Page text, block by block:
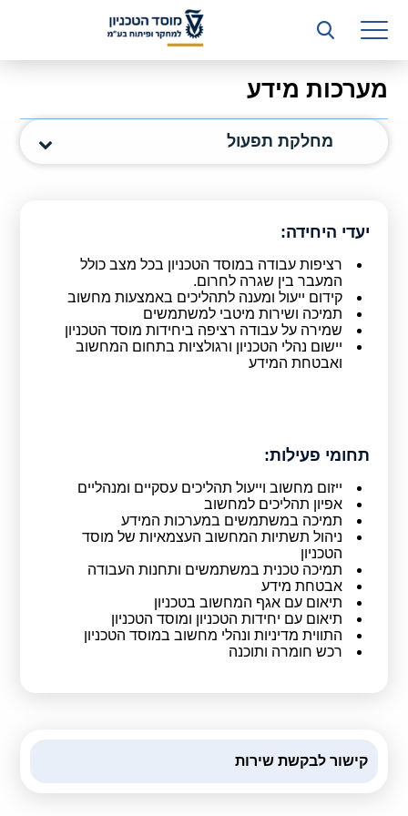
רשות המחקר
היחידה העסקית (T3)
קשרי תעשייה
ביה”ס ללימודי המשך
משאבי אנוש
כספים וכלכלה
המחלקה המשפטית
מחלקת תפעול
אודות ושירותים
English
מערכות מידע
מחלקת תפעול
יעדי היחידה:
רציפות עבודה במוסד הטכניון בכל מצב כולל
המעבר בין שגרה לחרום.
קידום ייעול ומענה לתהליכים באמצעות מחשוב
תמיכה ושירות מיטבי למשתמשים
שמירה על עבודה רציפה ביחידות מוסד הטכניון
יישום נהלי הטכניון ורגולציות בתחום המחשוב
ואבטחת המידע
תחומי פעילות:
ייזום מחשוב וייעול תהליכים עסקיים ומנהליים
אפיון תהליכים למחשוב
תמיכה במשתמשים במערכות המידע
ניהול תשתיות המחשוב העצמאיות של מוסד
הטכניון
תמיכה טכנית במשתמשים ותחנות העבודה
אבטחת מידע
תיאום עם אגף המחשוב בטכניון
תיאום עם יחידות הטכניון ומוסד הטכניון
התווית מדיניות ונהלי מחשוב במוסד הטכניון
רכש חומרה ותוכנה
קישור לבקשת שירות